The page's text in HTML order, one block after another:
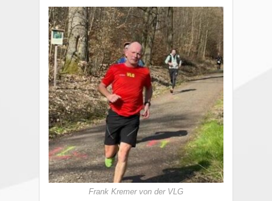
Frank Kremer von der VLG